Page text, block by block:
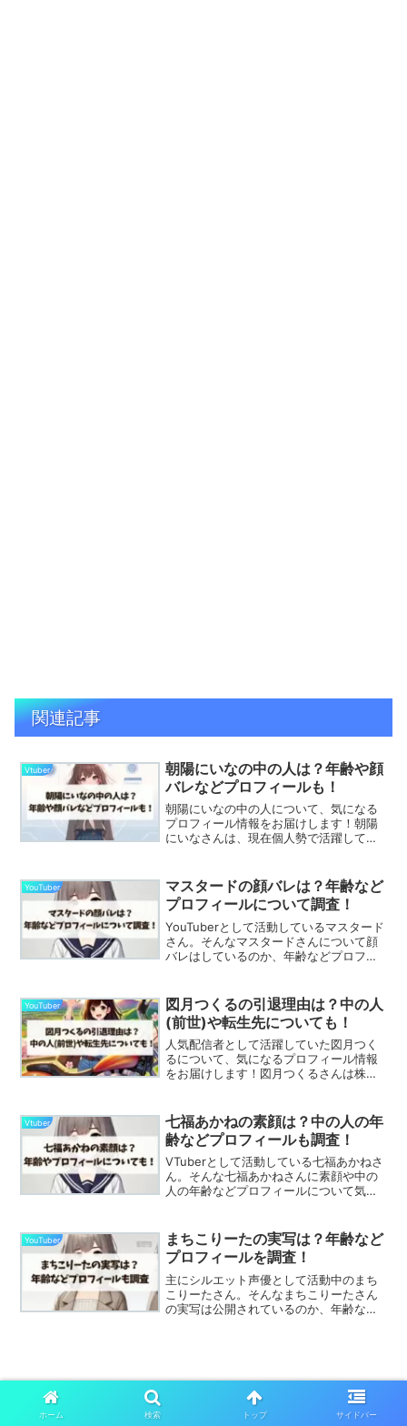
関連記事
Vtuber
朝陽にいなの中の人は？年齢や顔
バレなどプロフィールも！
朝陽にいなの中の人について、気になる
プロフィール情報をお届けします！朝陽
にいなさんは、現在個人勢で活躍してい
公式番組や天鳳公式イベントにゲストと
して出演するなど...
YouTuber
マスタードの顔バレは？年齢など
プロフィールについて調査！
YouTuberとして活動しているマスタード
さん。そんなマスタードさんについて顔
バレはしているのか、年齢などプロフィ
すぎている声真似に人気を集めていま
す。こちらの記事で...
YouTuber
図月つくるの引退理由は？中の人
(前世)や転生先についても！
人気配信者として活躍していた図月つく
るについて、気になるプロフィール情報
をお届けします！図月つくるさんは株式
年にYouTuberデビューし、活躍していま
したが202...
Vtuber
七福あかねの素顔は？中の人の年
齢などプロフィールも調査！
VTuberとして活動している七福あかねさ
ん。そんな七福あかねさんに素顔や中の
人の年齢などプロフィールについて気に
YouTubeチャンネルからデビューした七
福あか...
YouTuber
まちこりーたの実写は？年齢など
プロフィールを調査！
主にシルエット声優として活動中のまち
こりーたさん。そんなまちこりーたさん
の実写は公開されているのか、年齢など
ホーム 検索 トップ サイドバー